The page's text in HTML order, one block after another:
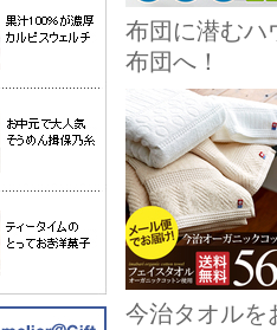
布団に潜むハ
布団へ！
今治タオルを